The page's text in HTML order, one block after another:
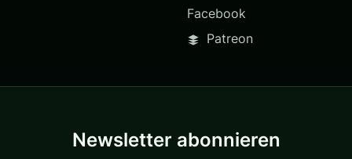
Facebook
Patreon
Newsletter abonnieren